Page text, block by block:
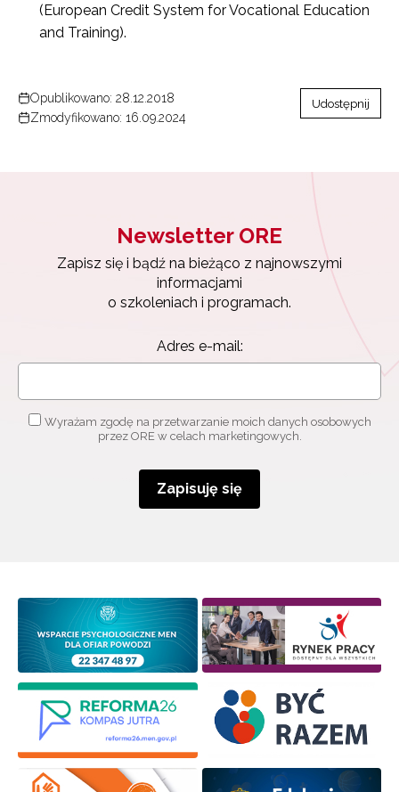
(European Credit System for Vocational Education
and Training).
Opublikowano: 28.12.2018
Zmodyfikowano: 16.09.2024
Udostępnij
Newsletter ORE
Zapisz się i bądź na bieżąco z najnowszymi
informacjami
o szkoleniach i programach.
Adres e-mail:
Wyrażam zgodę na przetwarzanie moich danych osobowych
przez ORE w celach marketingowych.
Zapisuję się